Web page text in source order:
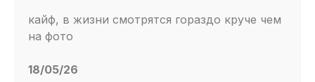
кайф, в жизни смотрятся гораздо круче чем
на фото
18/05/26